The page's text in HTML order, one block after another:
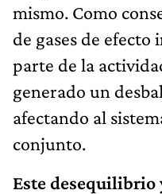
mismo. Como
de gases de
parte de la
generado un
afectando al
conjunto.
Este desequilibrio